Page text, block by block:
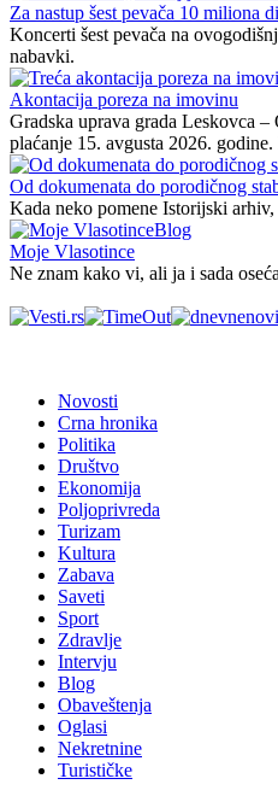
Za nastup šest pevača 10 miliona
Koncerti šest pevača na
nabavki.
Akontacija poreza na imovinu
Gradska uprava grada Leskovca
plaćanje 15. avgusta 2026.
Od dokumenata do porodičnog
Kada neko pomene Istorijski
Blog
Moje Vlasotince
Ne znam kako vi, ali ja i sada
Novosti
Crna hronika
Politika
Društvo
Ekonomija
Poljoprivreda
Turizam
Kultura
Zabava
Saveti
Sport
Zdravlje
Intervju
Blog
Obaveštenja
Oglasi
Nekretnine
Turističke